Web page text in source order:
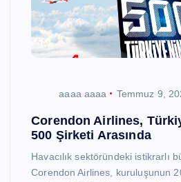
aaaa aaaa Temmuz 9,
Corendon Airlines,
500 Şirketi Arasında
Havacılık sektöründeki istikrarlı
Corendon Airlines, kuruluşunun